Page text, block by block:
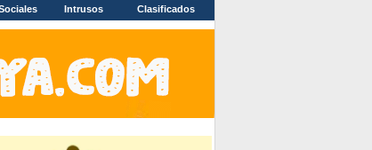
Intrusos Clasificados